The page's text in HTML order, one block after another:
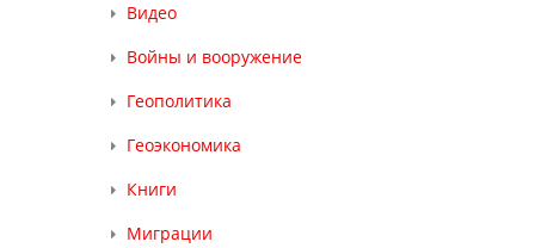
Видео
Войны и вооружение
Геополитика
Геоэкономика
Книги
Миграции